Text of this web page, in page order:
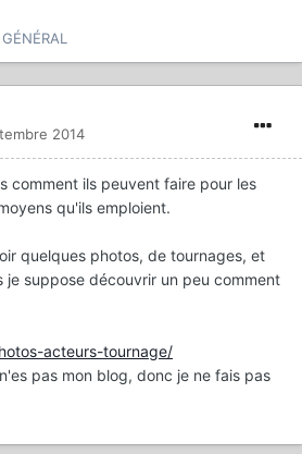
GÉNÉRAL
2014
comment ils peuvent faire pour les
qu'ils emploient.
quelques photos, de tournages, et
je suppose découvrir un peu comment
acteurs-tournage/
pas mon blog, donc je ne fais pas